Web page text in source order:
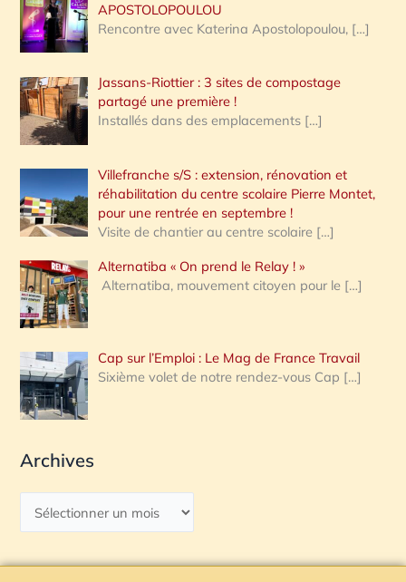
APOSTOLOPOULOU
Rencontre avec Katerina Apostolopoulou, […]
Jassans-Riottier : 3 sites de compostage
partagé une première !
Installés dans des emplacements […]
Villefranche s/S : extension, rénovation et
réhabilitation du centre scolaire Pierre Montet,
pour une rentrée en septembre !
Visite de chantier au centre scolaire […]
Alternatiba « On prend le Relay ! »
Alternatiba, mouvement citoyen pour le […]
Cap sur l’Emploi : Le Mag de France Travail
Sixième volet de notre rendez-vous Cap […]
Archives